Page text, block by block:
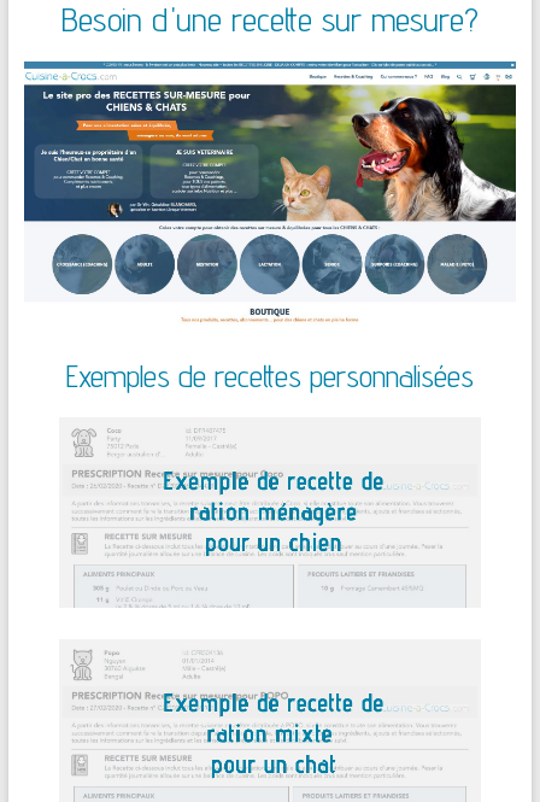
Besoin d'une recette sur mesure?
Exemples de recettes personnalisées